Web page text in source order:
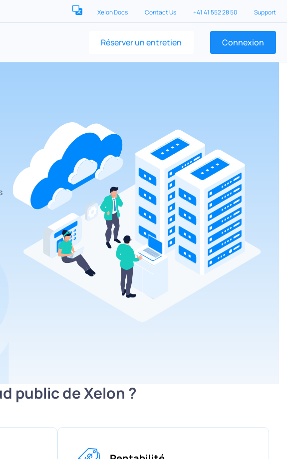
Xelon Docs Contact Us +41 41 552 28 50 Support
Réserver un entretien Connexion
public de Xelon ?